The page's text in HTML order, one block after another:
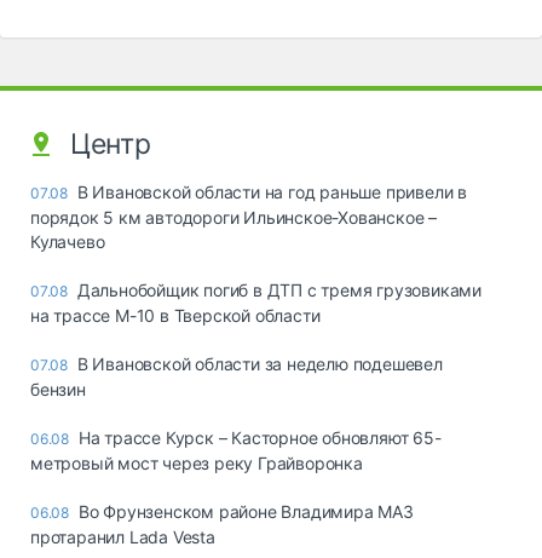
Центр
07.08 В Ивановской области на год раньше привели в
порядок 5 км автодороги Ильинское-Хованское –
Кулачево
07.08 Дальнобойщик погиб в ДТП с тремя грузовиками
на трассе М-10 в Тверской области
07.08 В Ивановской области за неделю подешевел
бензин
06.08 На трассе Курск – Касторное обновляют 65-
метровый мост через реку Грайворонка
06.08 Во Фрунзенском районе Владимира МАЗ
протаранил Lada Vesta